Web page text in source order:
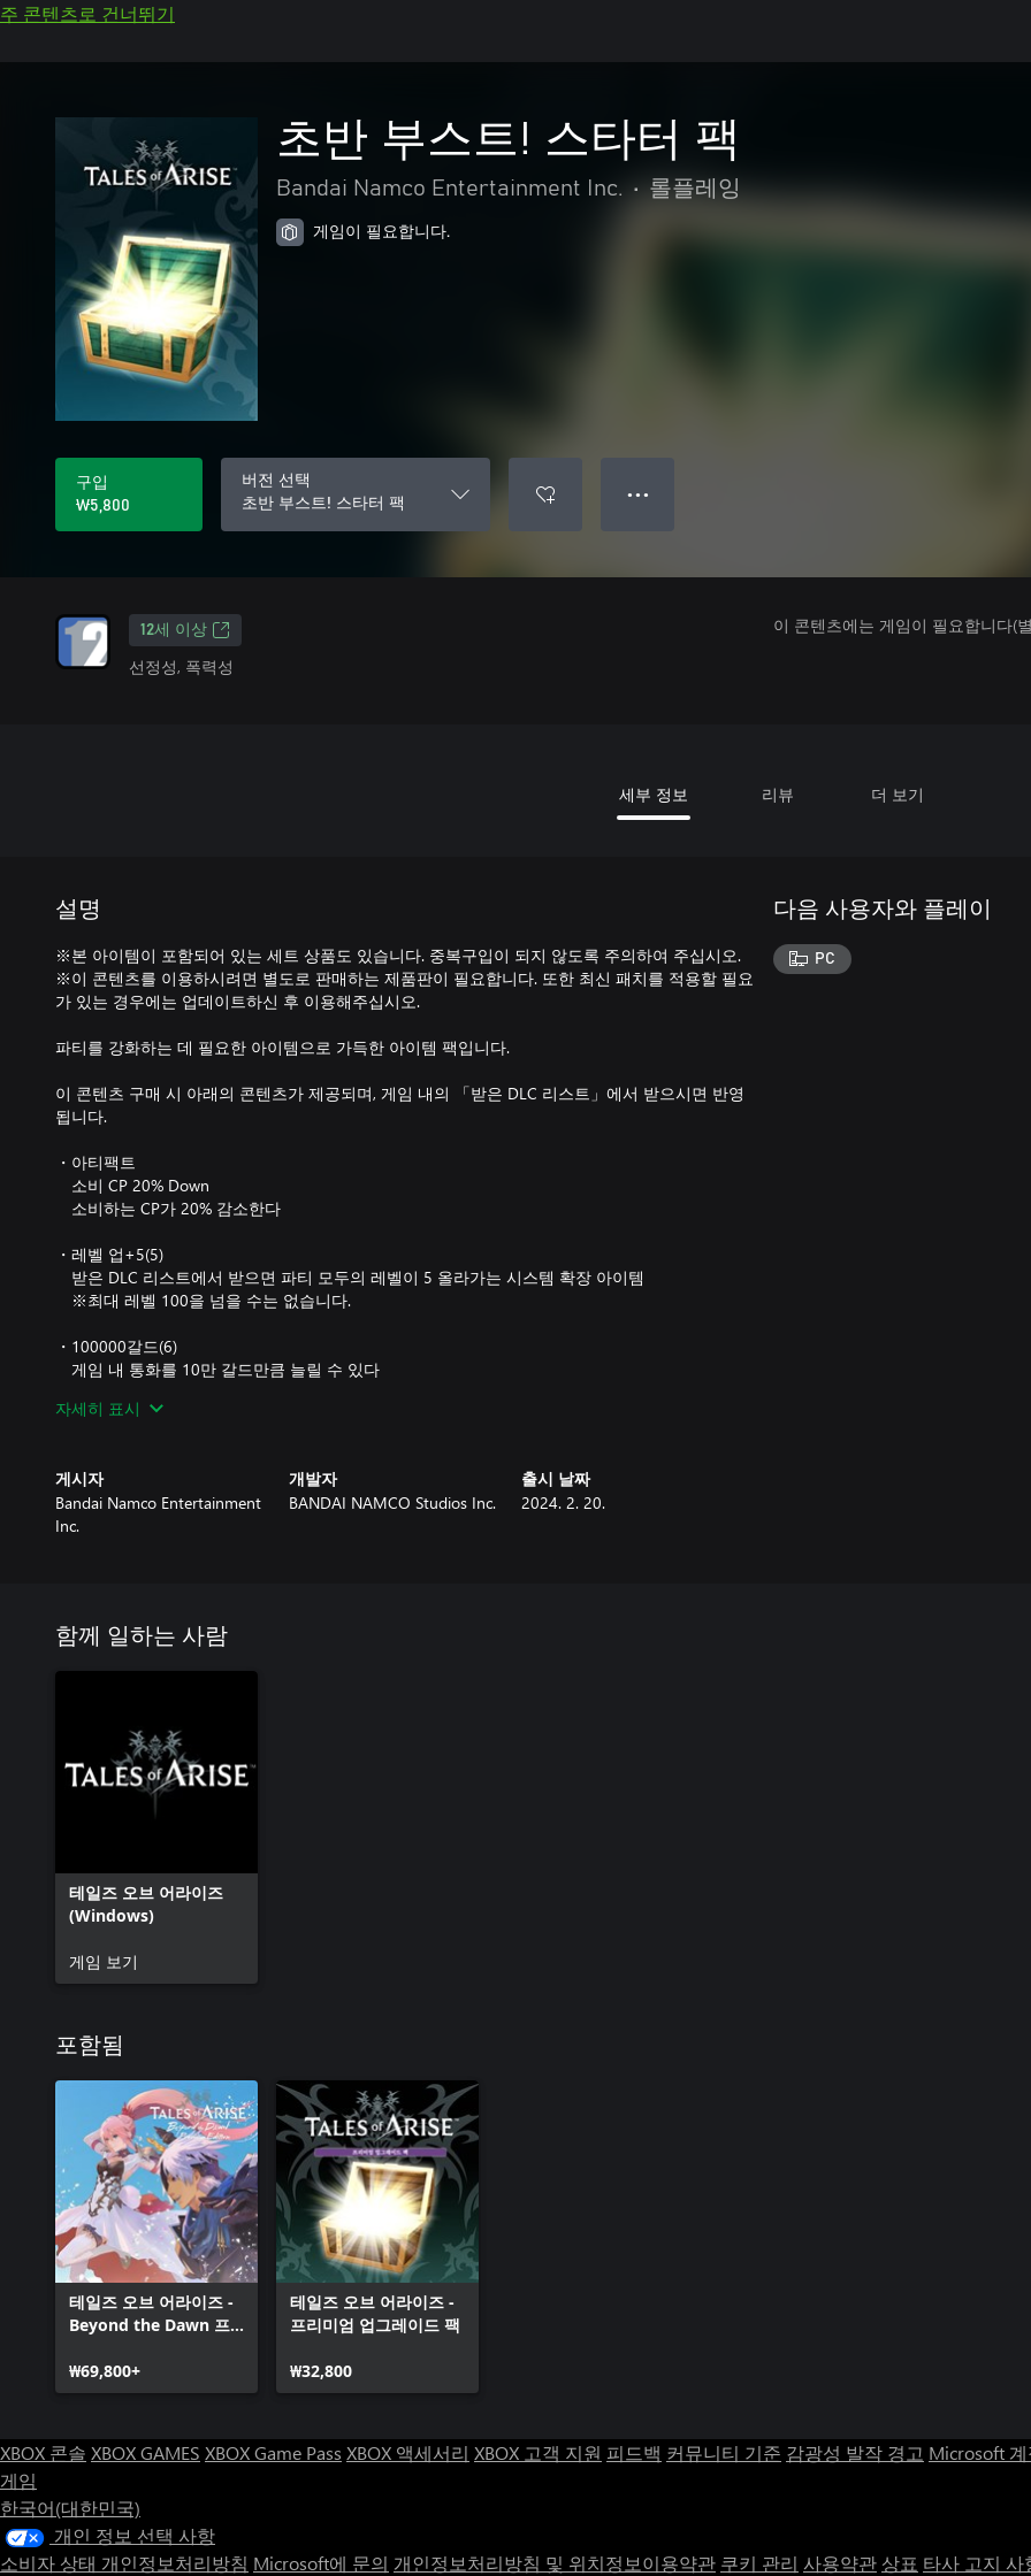
주 콘텐츠로 건너뛰기
초반 부스트! 스타터 팩
Bandai Namco Entertainment Inc. • 롤플레잉
게임이 필요합니다.
구입
₩5,800
버전 선택
초반 부스트! 스타터 팩
● ● ●
12세 이상
선정성, 폭력성
이 콘텐츠에는 게임이 필요합니다(
세부 정보 리뷰 더 보기
설명
※본 아이템이 포함되어 있는 세트 상품도 있습니다. 중복구입이 되지 않도록 주의하여 주십시오.
※이 콘텐츠를 이용하시려면 별도로 판매하는 제품판이 필요합니다. 또한 최신 패치를 적용할 필요
가 있는 경우에는 업데이트하신 후 이용해주십시오.
파티를 강화하는 데 필요한 아이템으로 가득한 아이템 팩입니다.
이 콘텐츠 구매 시 아래의 콘텐츠가 제공되며, 게임 내의 「받은 DLC 리스트」에서 받으시면 반영
됩니다.
・아티팩트
소비 CP 20% Down
소비하는 CP가 20% 감소한다
・레벨 업+5(5)
받은 DLC 리스트에서 받으면 파티 모두의 레벨이 5 올라가는 시스템 확장 아이템
※최대 레벨 100을 넘을 수는 없습니다.
・100000갈드(6)
게임 내 통화를 10만 갈드만큼 늘릴 수 있다
・SP1000 추가(1)
자세히 표시
게시자
Bandai Namco Entertainment
Inc.
개발자
BANDAI NAMCO Studios Inc.
출시 날짜
2024. 2. 20.
다음 사용자와 플레이
PC
함께 일하는 사람
테일즈 오브 어라이즈
(Windows)
게임 보기
포함됨
테일즈 오브 어라이즈 -
Beyond the Dawn 프
(Windows)
₩69,800+
테일즈 오브 어라이즈 -
프리미엄 업그레이드 팩
₩32,800
XBOX 콘솔 XBOX GAMES XBOX Game Pass XBOX 액세서리 XBOX 고객 지원 피드백 커뮤니티 기준 감광성 발작 경고 Microsoft
게임
한국어(대한민국)
개인 정보 선택 사항
소비자 상태 개인정보처리방침 Microsoft에 문의 개인정보처리방침 및 위치정보이용약관 쿠키 관리 사용약관 상표 타사 고지 사